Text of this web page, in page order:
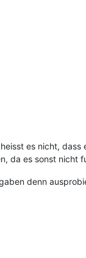
es nicht,
da es sonst nicht
denn